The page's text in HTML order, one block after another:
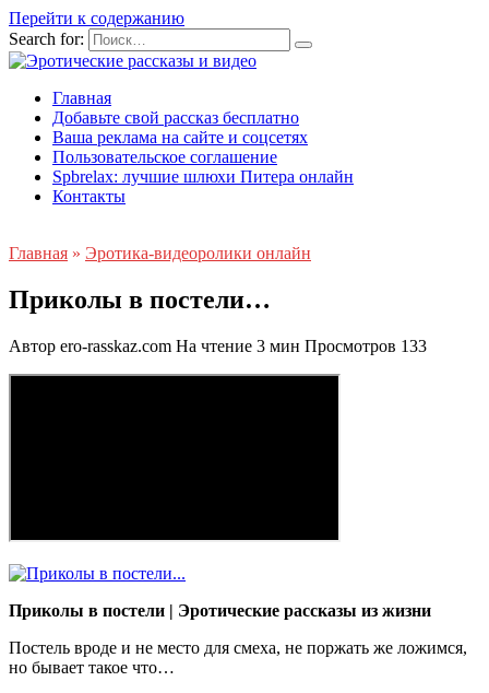
Перейти к содержанию
Search for:
Главная
Добавьте свой рассказ бесплатно
Ваша реклама на сайте и соцсетях
Пользовательское соглашение
Spbrelax: лучшие шлюхи Питера онлайн
Контакты
Главная » Эротика-видеоролики онлайн
Приколы в постели…
Автор ero-rasskaz.com На чтение 3 мин Просмотров 133
Приколы в постели | Эротические рассказы из жизни
Постель вроде и не место для смеха, не поржать же ложимся,
но бывает такое что…